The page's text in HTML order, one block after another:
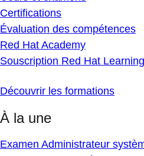
Certifications
Évaluation des compétences
Red Hat Academy
Souscription Red Hat Learning
Découvrir les formations
À la une
Examen Administrateur